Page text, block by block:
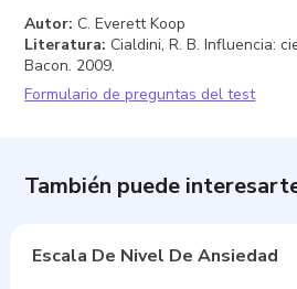
Autor: C. Everett Koop
Literatura: Cialdini, R. B. Influencia:
Bacon. 2009.
Formulario de preguntas del test
También puede
Escala De Nivel De Ansiedad